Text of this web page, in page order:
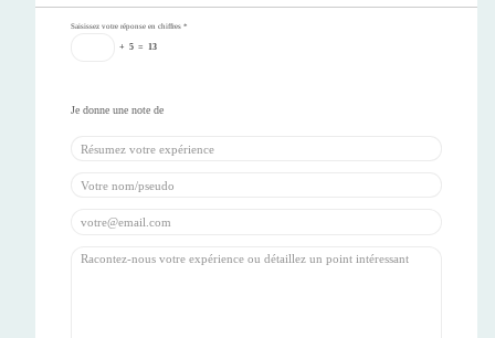
Saisissez votre réponse en chiffres *
+ 5 = 13